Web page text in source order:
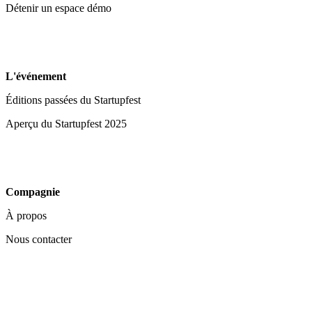
Détenir un espace démo
L'événement
Éditions passées du Startupfest
Aperçu du Startupfest 2025
Compagnie
À propos
Nous contacter